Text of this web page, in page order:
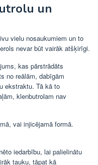
un
vielu nosaukumiem un to
nevar būt vairāk atšķirīgi.
kas pārstrādāts
no reālām, dabīgām
ekstraktu. Tā kā to
klenbutrolam nav
vai injicējamā formā.
iedarbību, lai palielinātu
tauku, tāpat kā